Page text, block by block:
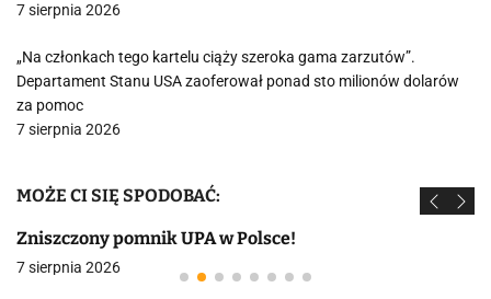
7 sierpnia 2026
„Na członkach tego kartelu ciąży szeroka gama zarzutów”.
Departament Stanu USA zaoferował ponad sto milionów dolarów
za pomoc
7 sierpnia 2026
MOŻE CI SIĘ SPODOBAĆ:
Zniszczony pomnik UPA w Polsce!
7 sierpnia 2026